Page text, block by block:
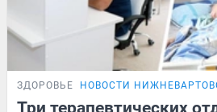
ЗДОРОВЬЕ НОВОСТИ
Три терапевтических